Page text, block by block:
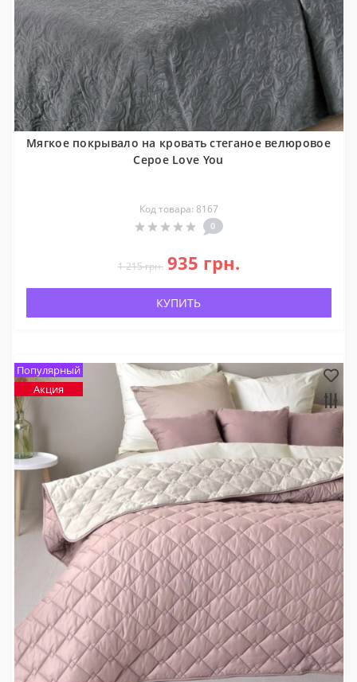
Мягкое покрывало на кровать стеганое велюровое
Серое Love You
Код товара: 8167
0
1 215 грн. 935 грн.
КУПИТЬ
Популярный
Акция